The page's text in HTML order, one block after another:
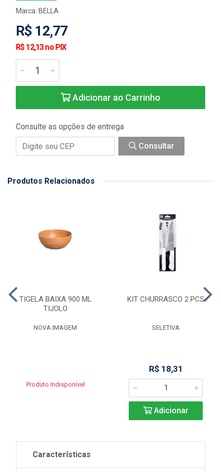
Marca: BELLA
R$ 12,77
R$ 12,13 no PIX
Adicionar ao Carrinho
Consulte as opções de entrega
Consultar
Produtos Relacionados
TIGELA BAIXA 900 ML
TIJOLO
NOVA IMAGEM
Produto Indisponível
KIT CHURRASCO 2 PCS
SELETIVA
R$ 18,31
Adicionar
Características